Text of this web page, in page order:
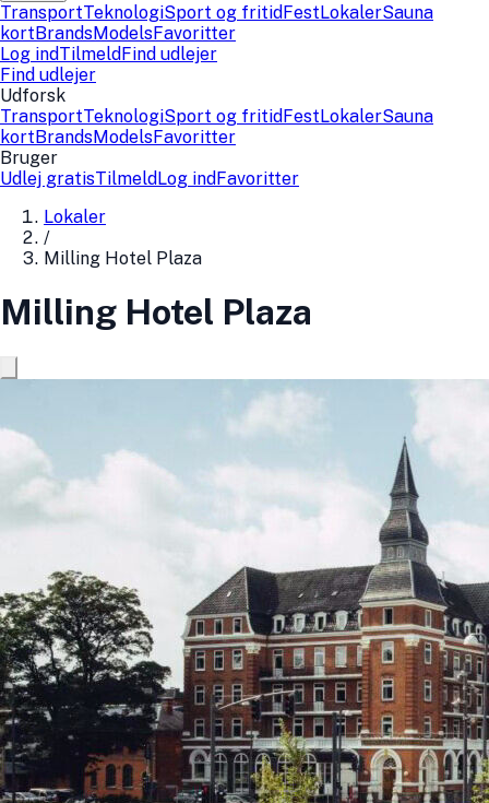
TransportTeknologiSport og fritidFestLokalerSauna
kortBrandsModelsFavoritter
Log indTilmeldFind udlejer
Find udlejer
Udforsk
TransportTeknologiSport og fritidFestLokalerSauna
kortBrandsModelsFavoritter
Bruger
Udlej gratisTilmeldLog indFavoritter
Lokaler
/
Milling Hotel Plaza
Milling Hotel Plaza